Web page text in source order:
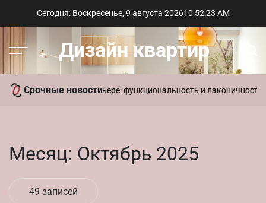
Сегодня: Воскресенье, 9 августа 202610:52:23 AM
Меню Дизайн квартир
Срочные новости
стиль в интерьере: функциональность и лаконичность
Месяц: Октябрь 2025
49 записей